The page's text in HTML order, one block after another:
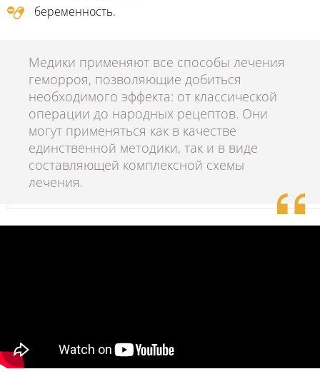
беременность.
Медики применяют все способы лечения
геморроя, позволяющие добиться
необходимого эффекта: от классической
операции до народных рецептов. Они
могут применяться как в качестве
единственной методики, так и в виде
составляющей комплексной схемы
лечения.